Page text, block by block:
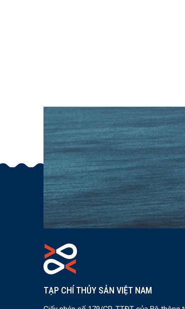
TẠP CHÍ THỦY SẢN VIỆT NAM